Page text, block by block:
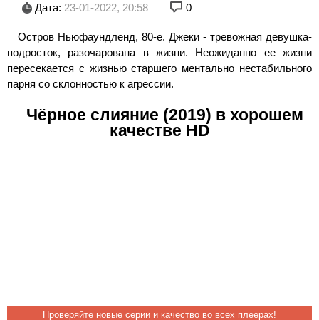
Дата: 23-01-2022, 20:58 0
Остров Ньюфаундленд, 80-е. Джеки - тревожная девушка-
подросток, разочарована в жизни. Неожиданно ее жизни
пересекается с жизнью старшего ментально нестабильного
парня со склонностью к агрессии.
Чёрное слияние (2019) в хорошем
качестве HD
Проверяйте новые серии и качество во всех плеерах!